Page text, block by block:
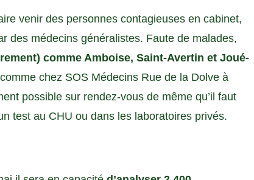
venir des personnes contagieuses en cabinet,
des médecins généralistes. Faute de malades,
comme Amboise, Saint-Avertin et Joué-
chez SOS Médecins Rue de la Dolve à
possible sur rendez-vous de même qu’il faut
test au CHU ou dans les laboratoires privés.